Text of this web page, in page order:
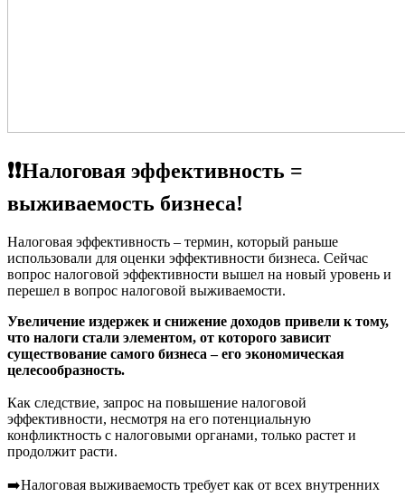
❗️❗️Налоговая эффективность =
выживаемость бизнеса!
Налоговая эффективность – термин, который раньше
использовали для оценки эффективности бизнеса. Сейчас
вопрос налоговой эффективности вышел на новый уровень и
перешел в вопрос налоговой выживаемости.
Увеличение издержек и снижение доходов привели к тому,
что налоги стали элементом, от которого зависит
существование самого бизнеса – его экономическая
целесообразность.
Как следствие, запрос на повышение налоговой
эффективности, несмотря на его потенциальную
конфликтность с налоговыми органами, только растет и
продолжит расти.
➡️Налоговая выживаемость требует как от всех внутренних